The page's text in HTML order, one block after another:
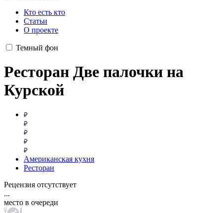
Кто есть кто
Статьи
О проекте
Темный фон
Ресторан Две палочки на
Курской
Американская кухня
Ресторан
Рецензия отсутствует
...
место в очереди